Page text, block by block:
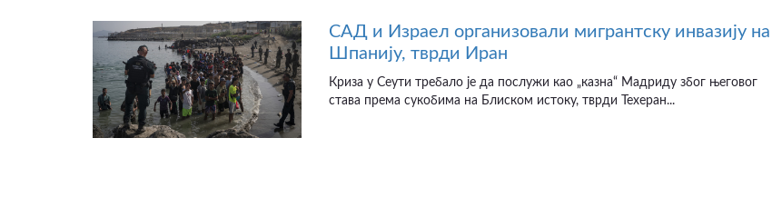
САД и Израел организовали мигрантску инвазију на
Шпанију, тврди Иран
Криза у Сеути требало је да послужи као „казна“ Мадриду због његовог
става према сукобима на Блиском истоку, тврди Техеран...